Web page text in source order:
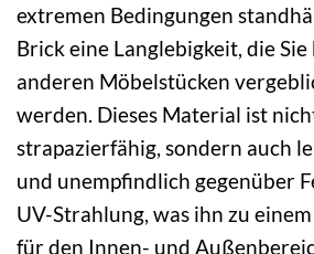
extremen Bedingungen
Brick eine Langlebigkeit, die
anderen Möbelstücken
werden. Dieses Material ist
strapazierfähig, sondern auch
und unempfindlich gegenüber
UV-Strahlung, was ihn zu
für den Innen- und